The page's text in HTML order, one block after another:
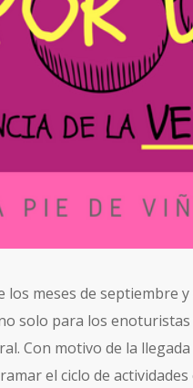
los meses de septiembre
solo para los
Con motivo de la llegada
el ciclo de